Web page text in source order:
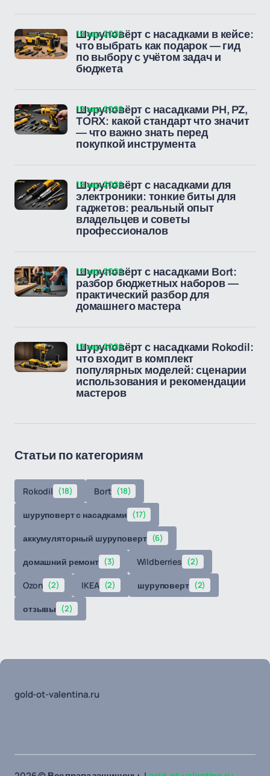
Шуруповёрт с насадками в кейсе:
что выбрать как подарок — гид
по выбору с учётом задач и
бюджета
19 апр 2026
Шуруповёрт с насадками PH, PZ,
TORX: какой стандарт что значит
— что важно знать перед
покупкой инструмента
19 апр 2026
Шуруповёрт с насадками для
электроники: тонкие биты для
гаджетов: реальный опыт
владельцев и советы
профессионалов
19 апр 2026
Шуруповёрт с насадками Bort:
разбор бюджетных наборов —
практический разбор для
домашнего мастера
19 апр 2026
Шуруповёрт с насадками Rokodil:
что входит в комплект
популярных моделей: сценарии
использования и рекомендации
мастеров
19 апр 2026
Статьи по категориям
Rokodil (18) Bort (18)
шуруповерт с насадками (17)
аккумуляторный шуруповерт (6)
домашний ремонт (3) Wildberries (2)
Ozon (2) IKEA (2) шуруповерт (2)
отзывы (2)
gold-ot-valentina.ru